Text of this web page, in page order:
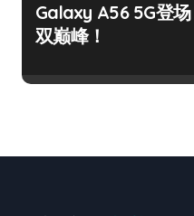
Galaxy A56 5G登
双巅峰！